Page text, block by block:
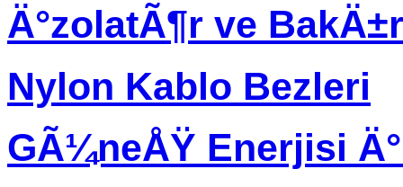
Ä°zolatÃ¶r ve
Nylon Kablo Bezleri
GÃ¼neÅŸ Enerjisi